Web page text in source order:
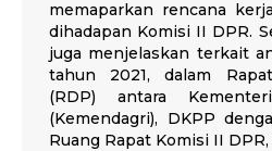
memaparkan rencana
dihadapan Komisi II DPR.
juga menjelaskan terkait
tahun 2021, dalam
(RDP) antara
(Kemendagri), DKPP
Ruang Rapat Komisi II